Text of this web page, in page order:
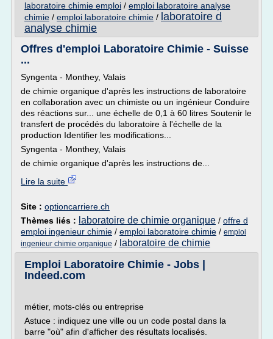
laboratoire chimie emploi / emploi laboratoire analyse
chimie / emploi laboratoire chimie / laboratoire d
analyse chimie
Offres d'emploi Laboratoire Chimie - Suisse
...
Syngenta - Monthey, Valais
de chimie organique d'après les instructions de laboratoire
en collaboration avec un chimiste ou un ingénieur Conduire
des réactions sur... une échelle de 0,1 à 60 litres Soutenir le
transfert de procédés du laboratoire à l'échelle de la
production Identifier les modifications...
Syngenta - Monthey, Valais
de chimie organique d'après les instructions de...
Lire la suite
Site : optioncarriere.ch
Thèmes liés : laboratoire de chimie organique / offre d
emploi ingenieur chimie / emploi laboratoire chimie / emploi
ingenieur chimie organique / laboratoire de chimie
Emploi Laboratoire Chimie - Jobs |
Indeed.com
métier, mots-clés ou entreprise
Astuce : indiquez une ville ou un code postal dans la
barre "où" afin d'afficher des résultats localisés.